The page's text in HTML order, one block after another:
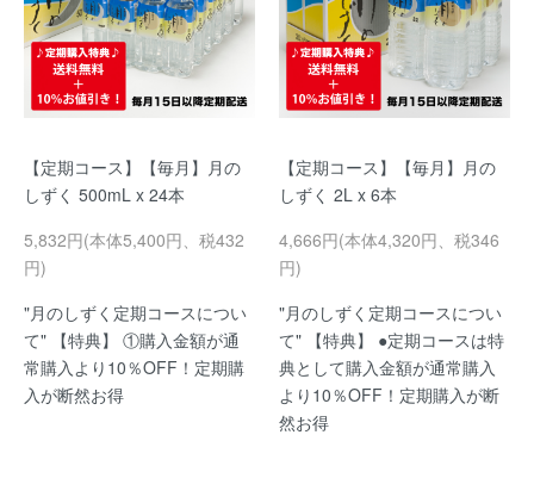
【定期コース】【毎月】月の
しずく 500mL x 24本
5,832円(本体5,400円、税432
円)
"月のしずく定期コースについ
て" 【特典】 ①購入金額が通
常購入より10％OFF！定期購
入が断然お得
【定期コース】【毎月】月の
しずく 2L x 6本
4,666円(本体4,320円、税346
円)
"月のしずく定期コースについ
て" 【特典】 ●定期コースは特
典として購入金額が通常購入
より10％OFF！定期購入が断
然お得